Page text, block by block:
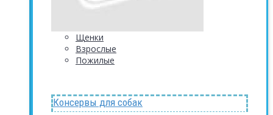
Щенки
Взрослые
Пожилые
Консервы для собак